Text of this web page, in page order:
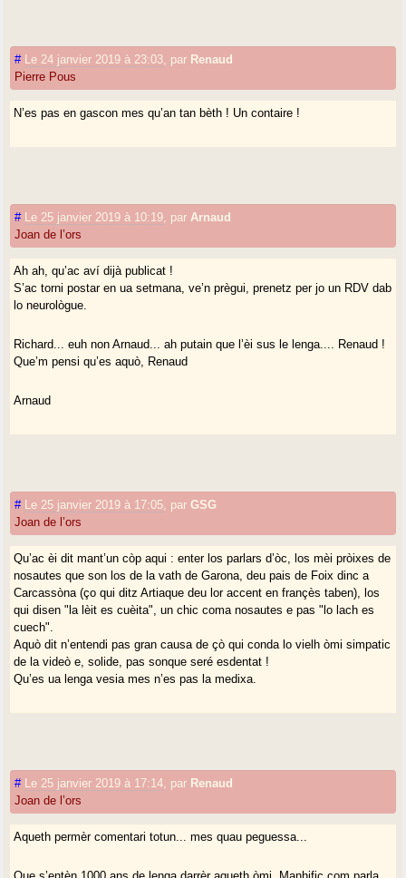
la négation avec cap par exemple.
#
Le 24 janvier 2019 à 23:03 par Renaud
Pierre Pous
N’es pas en gascon mes qu’an tan bèth ! Un contaire !
# Le 25 janvier 2019 à 10:19 par Arnaud
Joan de l’ors
Ah ah, qu’ac aví dijà publicat !
S’ac torni postar en ua setmana, ve’n prègui, prenetz per jo un RDV dab
lo neurològue.
Richard... euh non Arnaud... ah putain que l’èi sus le lenga.... Renaud !
Que’m pensi qu’es aquò, Renaud
Arnaud
# Le 25 janvier 2019 à 17:05 parGSG
Joan de l’ors
Qu’ac èi dit mant’un còp aqui : enter los parlars d’òc, los mèi pròixes de
nosautes que son los de la vath de Garona, deu pais de Foix dinc a
Carcassòna (ço qui ditz Artiaque deu lor accent en françès taben), los
qui disen "la lèit es cuèita", un chic coma nosautes e pas "lo lach es
cuech".
Aquò dit n’entendi pas gran causa de çò qui conda lo vielh òmi simpatic
de la videò e, solide, pas sonque seré esdentat !
Qu’es ua lenga vesia mes n’es pas la medixa.
# Le 25 janvier 2019 à 17:14 par Renaud
Joan de l’ors
Aqueth permèr comentari totun... mes quau peguessa...